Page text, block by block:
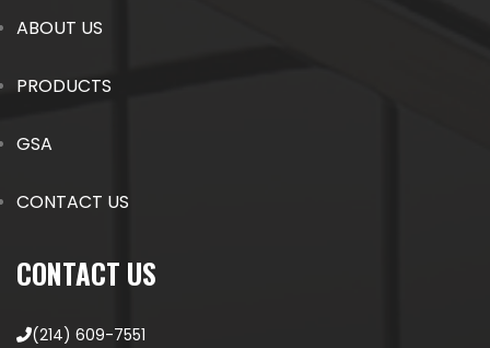
ABOUT US
PRODUCTS
GSA
CONTACT US
CONTACT US
(214) 609-7551